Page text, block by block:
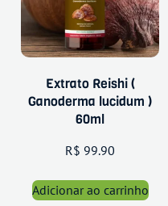
Extrato Reishi (
Ganoderma lucidum )
60ml
R$ 99.90
Adicionar ao carrinho